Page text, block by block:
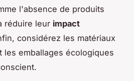
l'absence de produits
réduire leur impact
considérez les matériaux
les emballages écologiques